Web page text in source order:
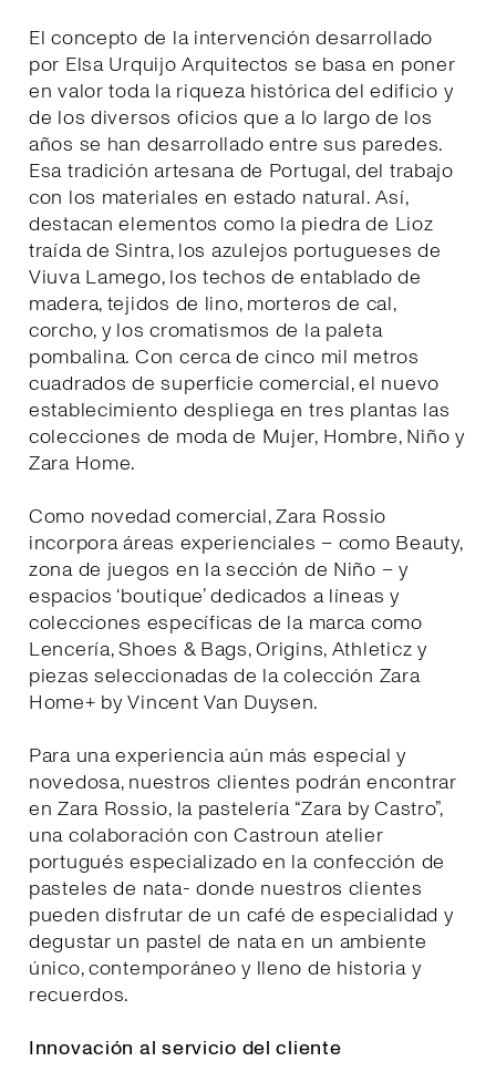
El concepto de la intervención desarrollado
por Elsa Urquijo Arquitectos se basa en poner
en valor toda la riqueza histórica del edificio y
de los diversos oficios que a lo largo de los
años se han desarrollado entre sus paredes.
Esa tradición artesana de Portugal, del trabajo
con los materiales en estado natural. Así,
destacan elementos como la piedra de Lioz
traída de Sintra, los azulejos portugueses de
Viuva Lamego, los techos de entablado de
madera, tejidos de lino, morteros de cal,
corcho, y los cromatismos de la paleta
pombalina. Con cerca de cinco mil metros
cuadrados de superficie comercial, el nuevo
establecimiento despliega en tres plantas las
colecciones de moda de Mujer, Hombre, Niño y
Zara Home.
Como novedad comercial, Zara Rossio
incorpora áreas experienciales – como Beauty,
zona de juegos en la sección de Niño – y
espacios ‘boutique’ dedicados a líneas y
colecciones específicas de la marca como
Lencería, Shoes & Bags, Origins, Athleticz y
piezas seleccionadas de la colección Zara
Home+ by Vincent Van Duysen.
Para una experiencia aún más especial y
novedosa, nuestros clientes podrán encontrar
en Zara Rossio, la pastelería “Zara by Castro”,
una colaboración con Castroun atelier
portugués especializado en la confección de
pasteles de nata- donde nuestros clientes
pueden disfrutar de un café de especialidad y
degustar un pastel de nata en un ambiente
único, contemporáneo y lleno de historia y
recuerdos.
Innovación al servicio del cliente